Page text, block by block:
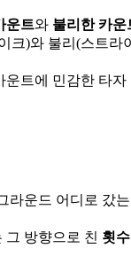
운트와 불리한 카운
크)와 불리(스트라
운트에 민감한 타자
라운드 어디로 갔
그 방향으로 친 횟수